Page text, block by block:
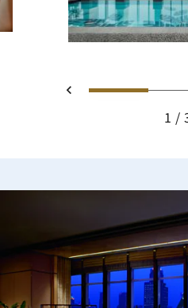
上一页幻灯片
1